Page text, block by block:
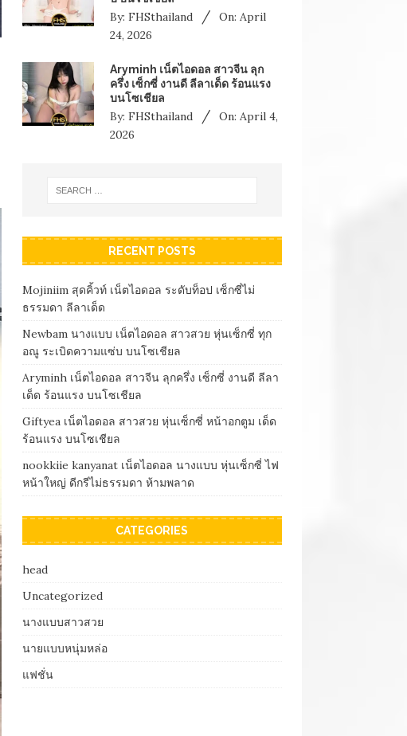
By: FHSthailand On: April
24, 2026
Aryminh เน็ตไอดอล สาวจีน ลุก
ครึ่ง เซ็กซี่ งานดี ลีลาเด็ด ร้อนแรง
บนโซเชียล
By: FHSthailand On: April 4,
2026
RECENT POSTS
Mojiniim สุดคิ้วท์ เน็ตไอดอล ระดับท็อป เซ็กซี่ไม่
ธรรมดา ลีลาเด็ด
Newbam นางแบบ เน็ตไอดอล สาวสวย หุ่นเซ็กซี่ ทุก
อณู ระเบิดความแซ่บ บนโซเชียล
Aryminh เน็ตไอดอล สาวจีน ลุกครึ่ง เซ็กซี่ งานดี ลีลา
เด็ด ร้อนแรง บนโซเชียล
Giftyea เน็ตไอดอล สาวสวย หุ่นเซ็กซี่ หน้าอกตูม เด็ด
ร้อนแรง บนโซเชียล
nookkiie kanyanat เน็ตไอดอล นางแบบ หุ่นเซ็กซี่ ไฟ
หน้าใหญ่ ดีกรีไม่ธรรมดา ห้ามพลาด
CATEGORIES
head
Uncategorized
นางแบบสาวสวย
นายแบบหนุ่มหล่อ
แฟชั่น